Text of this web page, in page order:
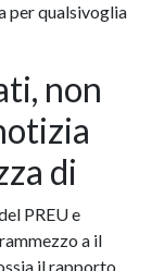
per qualsivoglia
non
di
PREU e
a il
il rapporto